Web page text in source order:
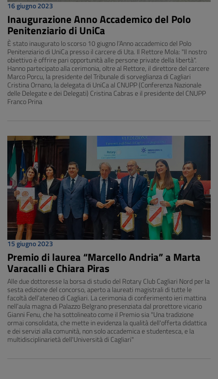
16 giugno 2023
Inaugurazione Anno Accademico del Polo
Penitenziario di UniCa
È stato inaugurato lo scorso 10 giugno l’Anno accademico del Polo
Penitenziario di UniCa presso il carcere di Uta. Il Rettore Mola: "Il nostro
obiettivo è offrire pari opportunità alle persone private della libertà".
Hanno partecipato alla cerimonia, oltre al Rettore, il direttore del carcere
Marco Porcu, la presidente del Tribunale di sorveglianza di Cagliari
Cristina Ornano, la delegata di UniCa al CNUPP (Conferenza Nazionale
delle Delegate e dei Delegati) Cristina Cabras e il presidente del CNUPP
Franco Prina
15 giugno 2023
Premio di laurea “Marcello Andria” a Marta
Varacalli e Chiara Piras
Alle due dottoresse la borsa di studio del Rotary Club Cagliari Nord per la
sesta edizione del concorso, aperto a laureati magistrali di tutte le
facoltà dell’ateneo di Cagliari. La cerimonia di conferimento ieri mattina
nell’aula magna di Palazzo Belgrano presenziata dal prorettore vicario
Gianni Fenu, che ha sottolineato come il Premio sia "Una tradizione
ormai consolidata, che mette in evidenza la qualità dell'offerta didattica
e dei servizi alla comunità, non solo accademica e studentesca, e la
multidisciplinarietà dell'Università di Cagliari"